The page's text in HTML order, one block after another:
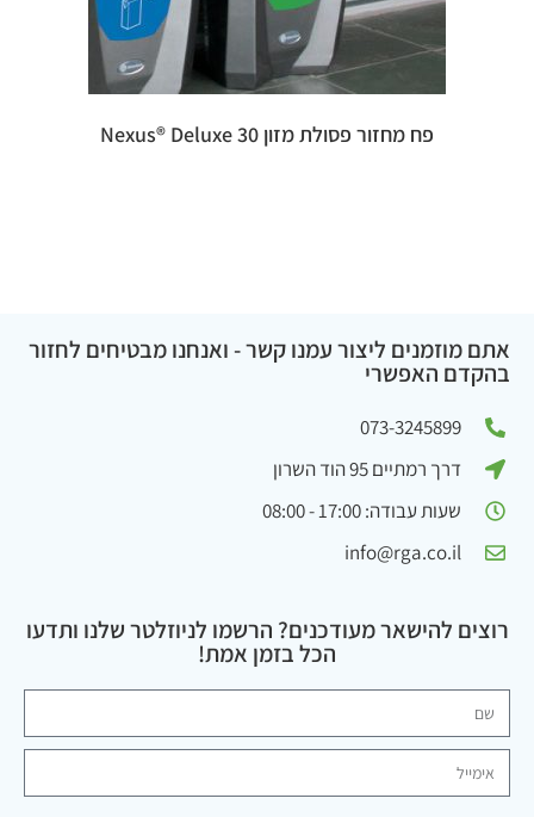
פח מחזור פסולת מזון 30 Nexus® Deluxe
אתם מוזמנים ליצור עמנו קשר - ואנחנו מבטיחים לחזור
בהקדם האפשרי
073-3245899
דרך רמתיים 95 הוד השרון
שעות עבודה: 17:00 - 08:00
info@rga.co.il
רוצים להישאר מעודכנים? הרשמו לניוזלטר שלנו ותדעו
הכל בזמן אמת!